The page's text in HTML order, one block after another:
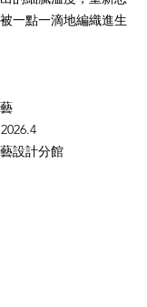
一點一滴地編織進生
設計分館